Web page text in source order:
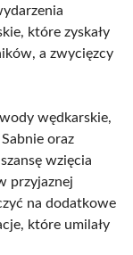
które zyskały
a zwycięzcy
wędkarskie,
oraz
wzięcia
przyjaznej
na dodatkowe
które umilały